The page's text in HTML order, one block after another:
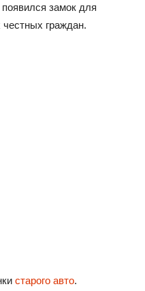
замок для
граждан.
старого авто.